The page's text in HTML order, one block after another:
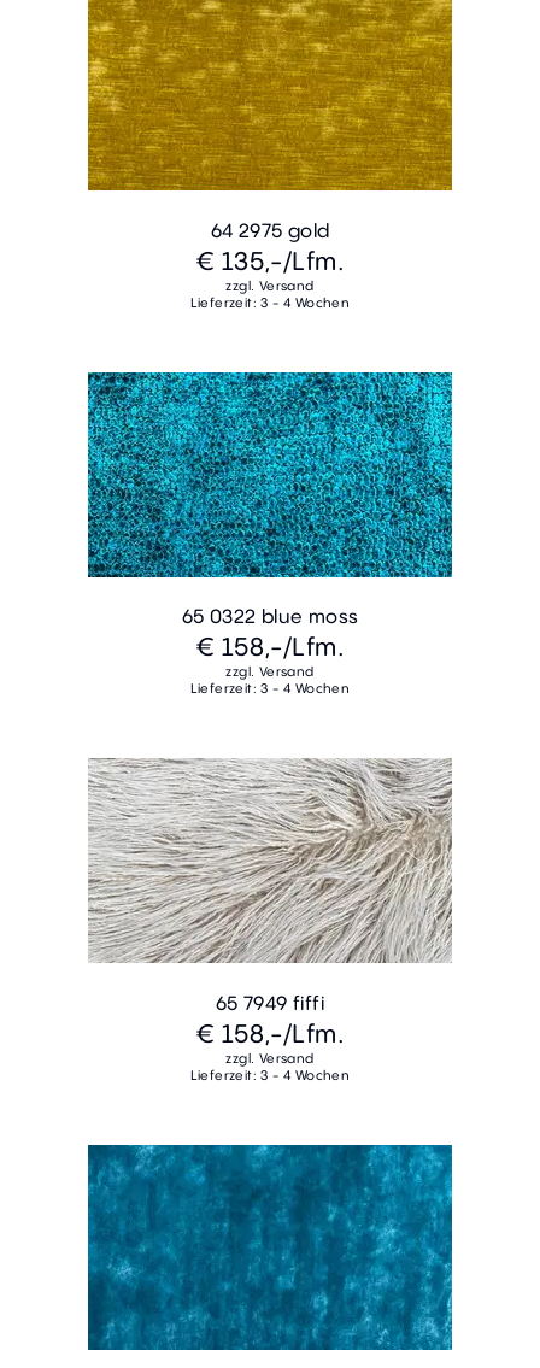
64 2975 gold
€ 135,-/Lfm.
zzgl. Versand
Lieferzeit: 3 - 4 Wochen
65 0322 blue moss
€ 158,-/Lfm.
zzgl. Versand
Lieferzeit: 3 - 4 Wochen
65 7949 fiffi
€ 158,-/Lfm.
zzgl. Versand
Lieferzeit: 3 - 4 Wochen